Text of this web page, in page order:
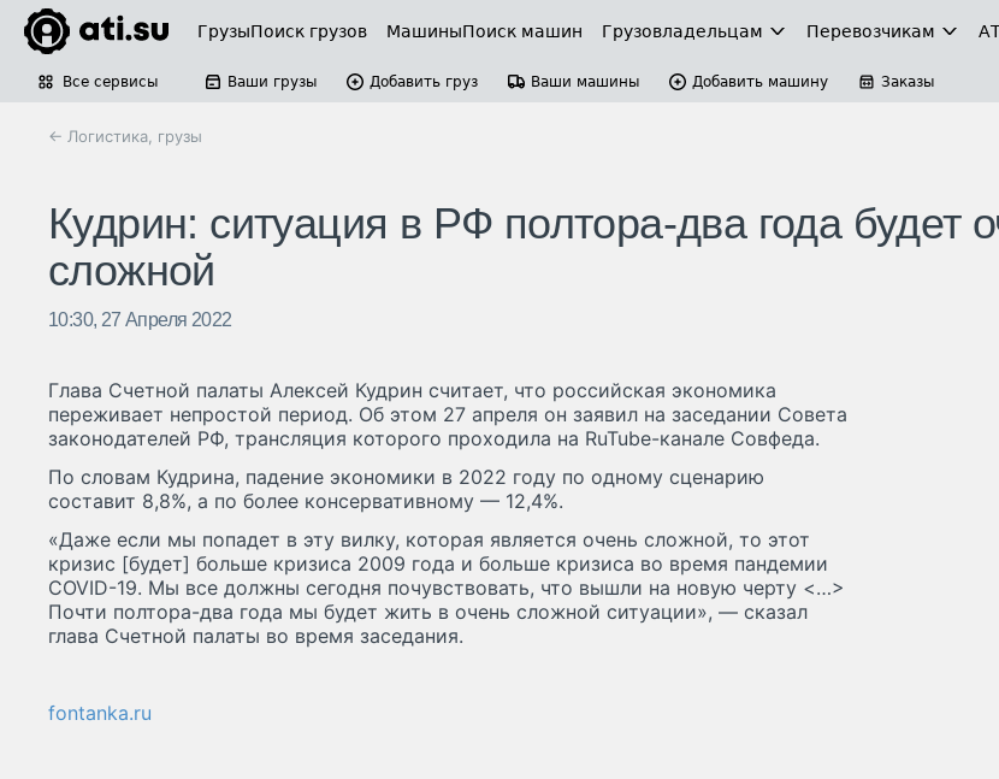
ГрузыПоиск грузов МашиныПоиск машин Грузовладельцам Перевозчикам
Все сервисы Ваши грузы Добавить груз Ваши машины Добавить машину Заказы
← Логистика, грузы
Кудрин: ситуация в РФ полтора-два года будет
сложной
10:30, 27 Апреля 2022
Глава Счетной палаты Алексей Кудрин считает, что российская экономика
переживает непростой период. Об этом 27 апреля он заявил на заседании Совета
законодателей РФ, трансляция которого проходила на RuTube-канале Cовфеда.
По словам Кудрина, падение экономики в 2022 году по одному сценарию
составит 8,8%, а по более консервативному — 12,4%.
«Даже если мы попадет в эту вилку, которая является очень сложной, то этот
кризис [будет] больше кризиса 2009 года и больше кризиса во время пандемии
COVID-19. Мы все должны сегодня почувствовать, что вышли на новую черту <…>
Почти полтора-два года мы будет жить в очень сложной ситуации», — сказал
глава Счетной палаты во время заседания.
fontanka.ru